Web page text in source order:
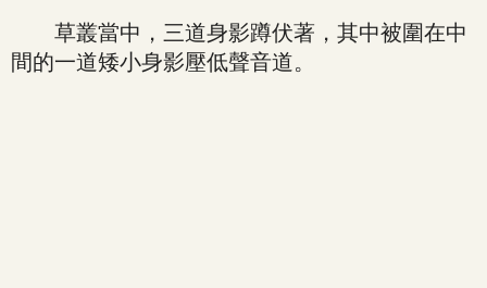
草叢當中，三道身影蹲伏著，其中被圍在中
間的一道矮小身影壓低聲音道。